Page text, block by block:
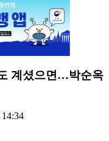
계셨으면…박순옥